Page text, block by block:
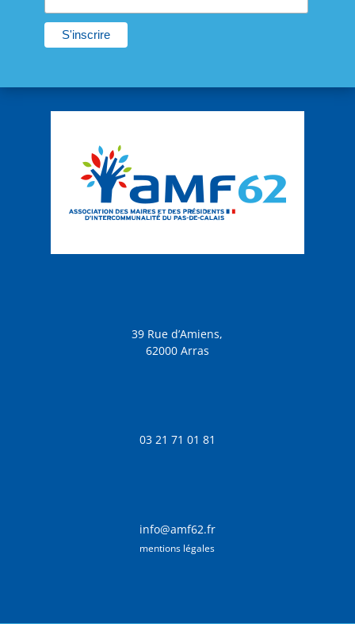
39 Rue d’Amiens,
62000 Arras
03 21 71 01 81
info@amf62.fr
mentions légales